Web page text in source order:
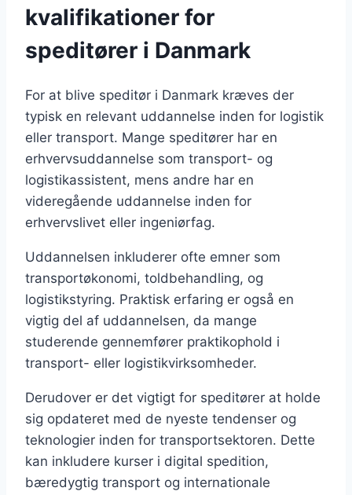
kvalifikationer for
speditører i Danmark
For at blive speditør i Danmark kræves der
typisk en relevant uddannelse inden for logistik
eller transport. Mange speditører har en
erhvervsuddannelse som transport- og
logistikassistent, mens andre har en
videregående uddannelse inden for
erhvervslivet eller ingeniørfag.
Uddannelsen inkluderer ofte emner som
transportøkonomi, toldbehandling, og
logistikstyring. Praktisk erfaring er også en
vigtig del af uddannelsen, da mange
studerende gennemfører praktikophold i
transport- eller logistikvirksomheder.
Derudover er det vigtigt for speditører at holde
sig opdateret med de nyeste tendenser og
teknologier inden for transportsektoren. Dette
kan inkludere kurser i digital spedition,
bæredygtig transport og internationale